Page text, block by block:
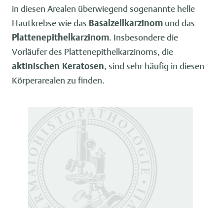
in diesen Arealen überwiegend sogenannte helle
Hautkrebse wie das Basalzellkarzinom und das
Plattenepithelkarzinom. Insbesondere die
Vorläufer des Plattenepithelkarzinoms, die
aktinischen Keratosen, sind sehr häufig in diesen
Körperarealen zu finden.